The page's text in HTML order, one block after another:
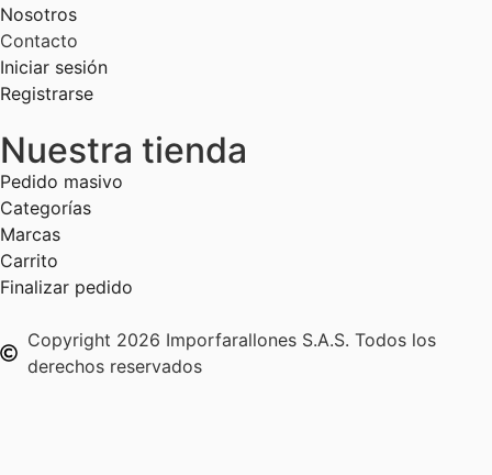
Nosotros
Contacto
Iniciar sesión
Registrarse
Nuestra tienda
Pedido masivo
Categorías
Marcas
Carrito
Finalizar pedido
Copyright 2026 Imporfarallones S.A.S. Todos los
derechos reservados